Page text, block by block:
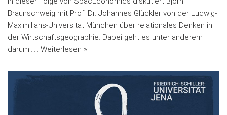
Braunschweig mit Prof. Dr. Johannes Glückler von der Ludwig-
Maximilians-Universität München über relationales Denken in
der Wirtschaftsgeographie. Dabei geht es unter anderem
darum…… Weiterlesen »